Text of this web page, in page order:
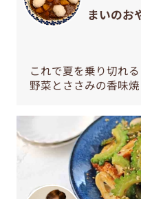
まいの
これで夏を乗り切れ
野菜とささみの香味焼